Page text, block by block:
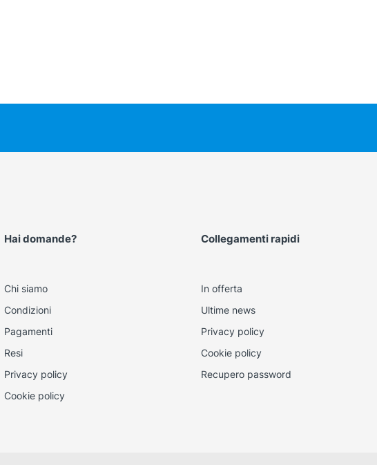
Hai domande?
Chi siamo
Condizioni
Pagamenti
Resi
Privacy policy
Cookie policy
Collegamenti rapidi
In offerta
Ultime news
Privacy policy
Cookie policy
Recupero password